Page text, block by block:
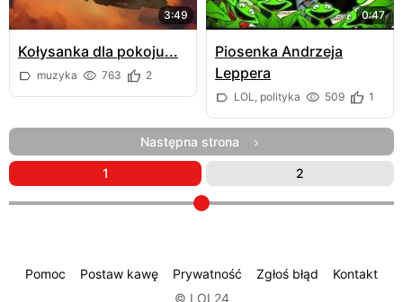
3:49
Kołysanka dla pokoju...
muzyka 763 2
0:47
Piosenka Andrzeja
Leppera
LOL, polityka 509 1
Następna strona
1 2
Pomoc Postaw kawę Prywatność Zgłoś błąd
Kontakt
© LOL24